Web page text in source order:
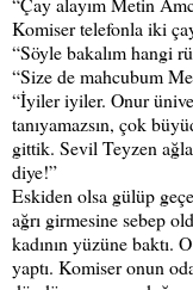
Komiser telefonla iki
“Söyle bakalım hangi
“Size de mahcubum
“İyiler iyiler. Onur
tanıyamazsın, çok
gittik. Sevil Teyzen
diye!”
Eskiden olsa gülüp
ağrı girmesine sebep
kadının yüzüne baktı.
yaptı. Komiser onun